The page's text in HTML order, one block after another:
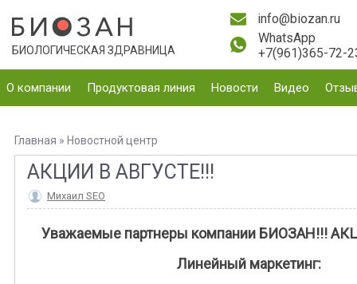
БИОЛОГИЧЕСКАЯ ЗДРАВНИЦА
info@biozan.ru
WhatsApp
+7(961)365-72-
О компании Продуктовая линия Новости Видео
Главная » Новостной центр
АКЦИИ В АВГУСТЕ!!!​
Михаил SEO
Уважаемые партнеры компании БИОЗАН!!!
Линейный маркетинг: